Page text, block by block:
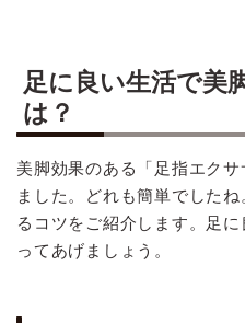
足に良い生活で美
は？
美脚効果のある「足指エク
ました。どれも簡単でした
るコツをご紹介します。足
ってあげましょう。